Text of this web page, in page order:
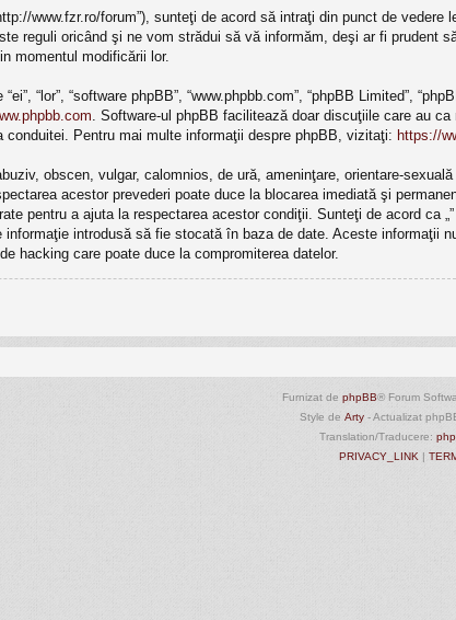
www.fzr.ro/forum”), sunteţi de acord să intraţi din punct de
reguli oricând şi ne vom strădui să vă informăm, deşi ar fi
momentul modificării lor.
“lor”, “software phpBB”, “www.phpbb.com”, “phpBB Limited”,
. Software-ul phpBB facilitează doar discuţiile care au
Pentru mai multe informaţii despre phpBB, vizitaţi: https://
obscen, vulgar, calomnios, de ură, ameninţare, orientare-
acestor prevederi poate duce la blocarea imediată şi
pentru a ajuta la respectarea acestor condiţii. Sunteţi de acord
introdusă să fie stocată în baza de date. Aceste informaţii
hacking care poate duce la compromiterea datelor.
Furnizat de phpBB® Forum
Style de Arty- Actualizat
Translation/Traducere:
PRIVACY_LINK |